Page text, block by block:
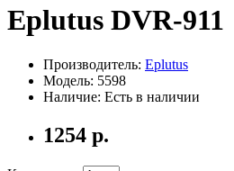
Eplutus DVR-911
Производитель: Eplutus
Модель: 5598
Наличие: Есть в наличии
1254 р.